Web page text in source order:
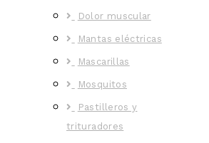
Dolor muscular
Mantas eléctricas
Mascarillas
Mosquitos
Pastilleros y
trituradores